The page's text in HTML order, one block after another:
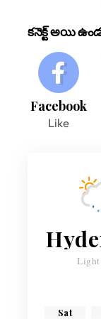
కనెక్ట్ అయి
Facebook
Like
Light
Sat